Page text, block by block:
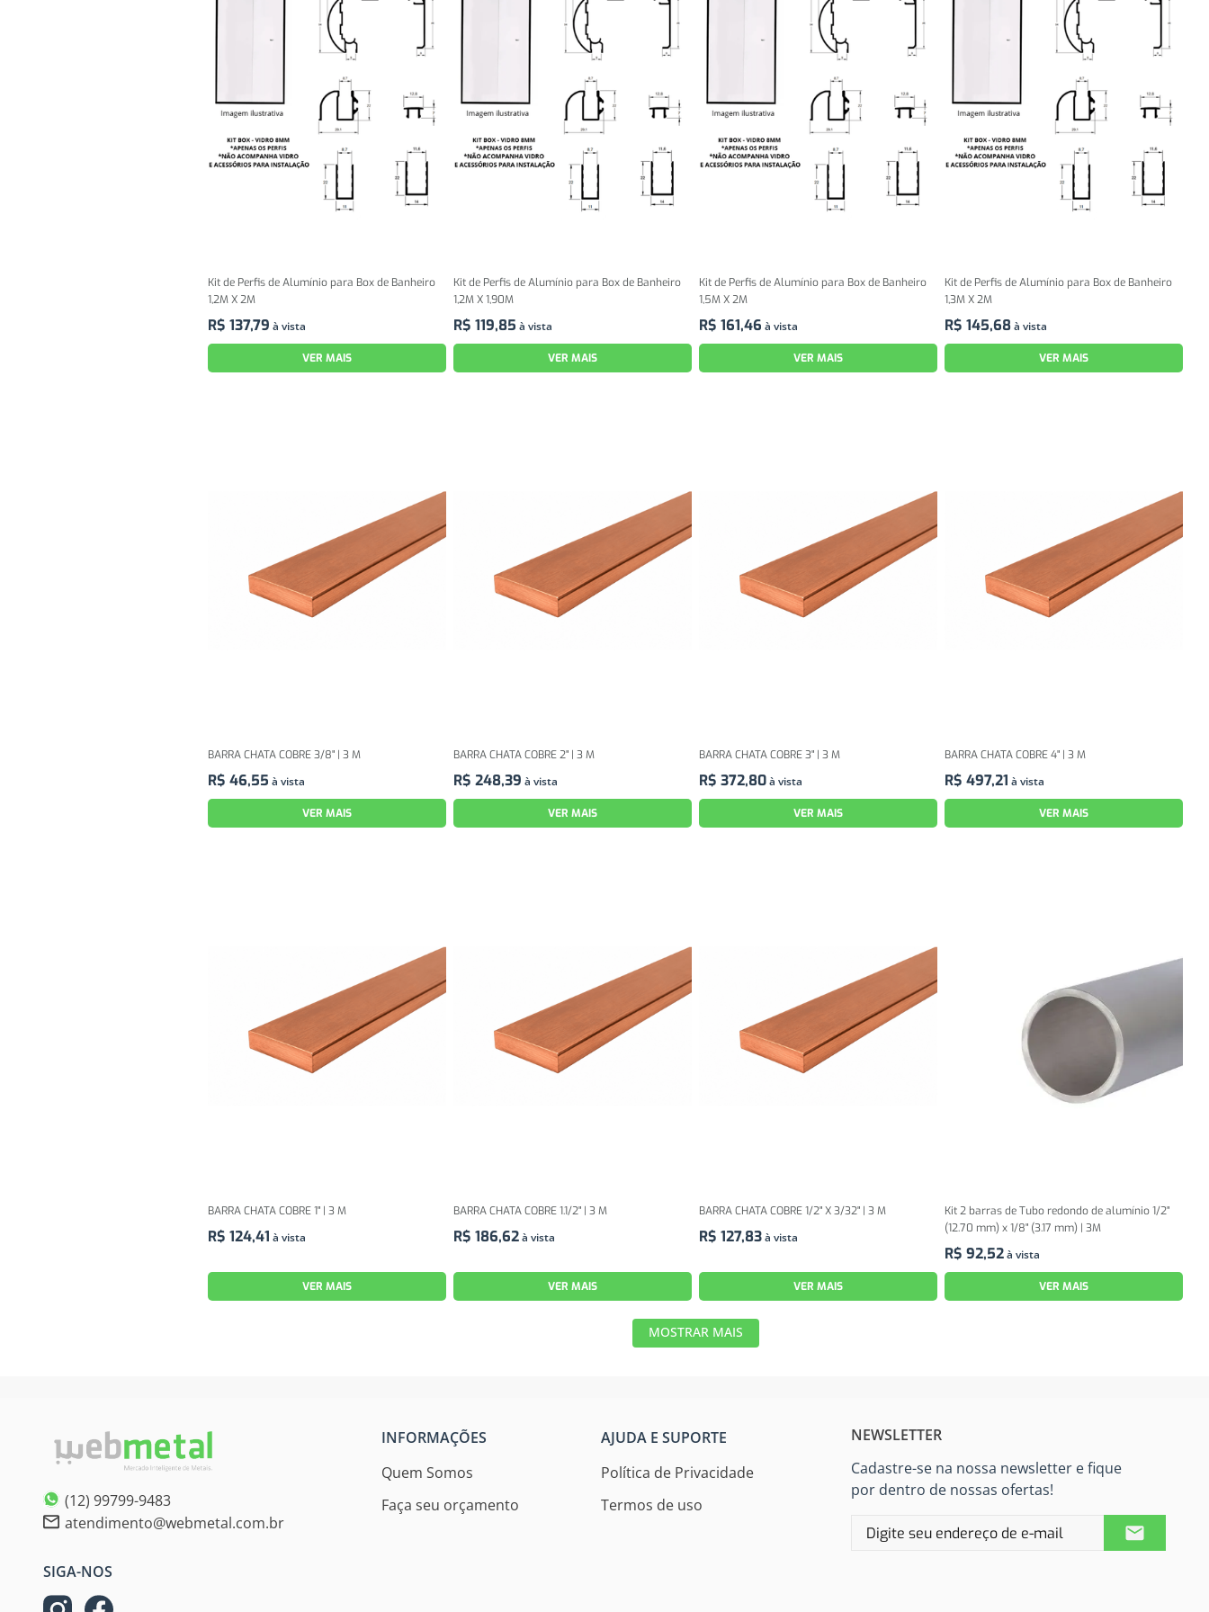
Kit de Perfis de Alumínio para Box de Banheiro
1,2M X 2M
R$ 137,79 à vista
VER MAIS
Kit de Perfis de Alumínio para Box de Banheiro
1,2M X 1,90M
R$ 119,85 à vista
VER MAIS
Kit de Perfis de Alumínio para Box de Banheiro
1,5M X 2M
R$ 161,46 à vista
VER MAIS
Kit de Perfis de Alumínio para Box de Banheiro
1,3M X 2M
R$ 145,68à vista
VER MAIS
BARRA CHATA COBRE 3/8" | 3 M
R$ 46,55 à vista
VER MAIS
BARRA CHATA COBRE 2" | 3 M
R$ 248,39 à vista
VER MAIS
BARRA CHATA COBRE 3" | 3 M
R$ 372,80à vista
VER MAIS
BARRA CHATA COBRE 4" | 3 M
R$ 497,21 à vista
VER MAIS
BARRA CHATA COBRE 1" | 3 M
R$ 124,41 à vista
VER MAIS
BARRA CHATA COBRE 1.1/2" | 3 M
R$ 186,62à vista
VER MAIS
BARRA CHATA COBRE 1/2" X 3/32" | 3 M
R$ 127,83à vista
VER MAIS
Kit 2 barras de Tubo redondo de alumínio 1/2"
(12.70 mm) x 1/8" (3.17 mm) | 3M
R$ 92,52à vista
VER MAIS
MOSTRAR MAIS
(12) 99799-9483
atendimento@webmetal.com.br
SIGA-NOS
INFORMAÇÕES
Quem Somos
Faça seu orçamento
AJUDA E SUPORTE
Política de Privacidade
Termos de uso
NEWSLETTER
Cadastre-se na nossa newsletter e fique
por dentro de nossas ofertas!